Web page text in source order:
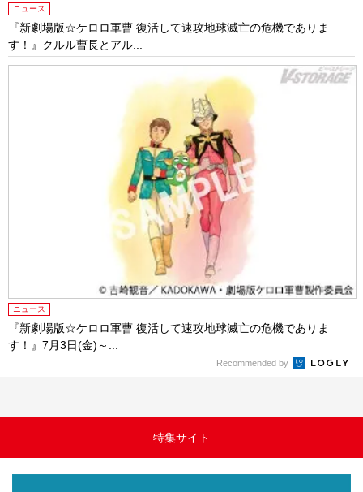
ニュース
『新劇場版☆ケロロ軍曹 復活して速攻地球滅亡の危機でありま
す！』クルル曹長とアル...
ニュース
『新劇場版☆ケロロ軍曹 復活して速攻地球滅亡の危機でありま
す！』7月3日(金)～...
Recommended by
特集サイト